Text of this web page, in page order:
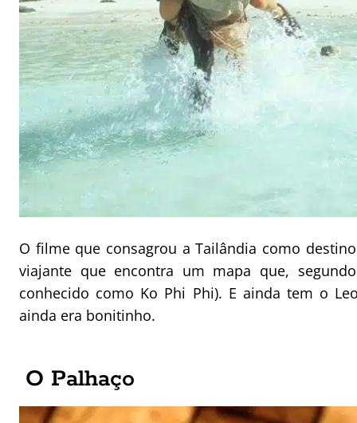
O filme que consagrou a Tailândia como
viajante que encontra um mapa que,
conhecido como Ko Phi Phi). E ainda tem o
ainda era bonitinho.
O Palhaço